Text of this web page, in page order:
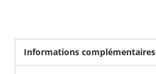
Informations complémentaires